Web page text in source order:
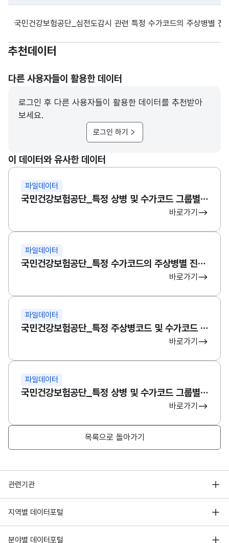
국민건강보험공단_심전도감시 관련 특정 수가코드의 주상병별
추천데이터
다른 사용자들이 활용한 데이터
로그인 후 다른 사용자들이 활용한 데이터를 추천받아
보세요.
로그인 하기
이 데이터와 유사한 데이터
파일데이터
국민건강보험공단_특정 상병 및 수가코드 그룹별 진료환자 정보C
바로가기
파일데이터
국민건강보험공단_특정 수가코드의 주상병별 진료내역
바로가기
파일데이터
국민건강보험공단_특정 주상병코드 및 수가코드 그룹별 진료현황D
바로가기
파일데이터
국민건강보험공단_특정 상병 및 수가코드 그룹별 진료환자 정보A
바로가기
목록으로 돌아가기
관련기관
행정안전부
한국지능정보사회진흥원
국가정보자원관리원
지역별 데이터포털
서울 열린데이터광장
경기데이터드림
분야별 데이터포털
기상자료개방포털